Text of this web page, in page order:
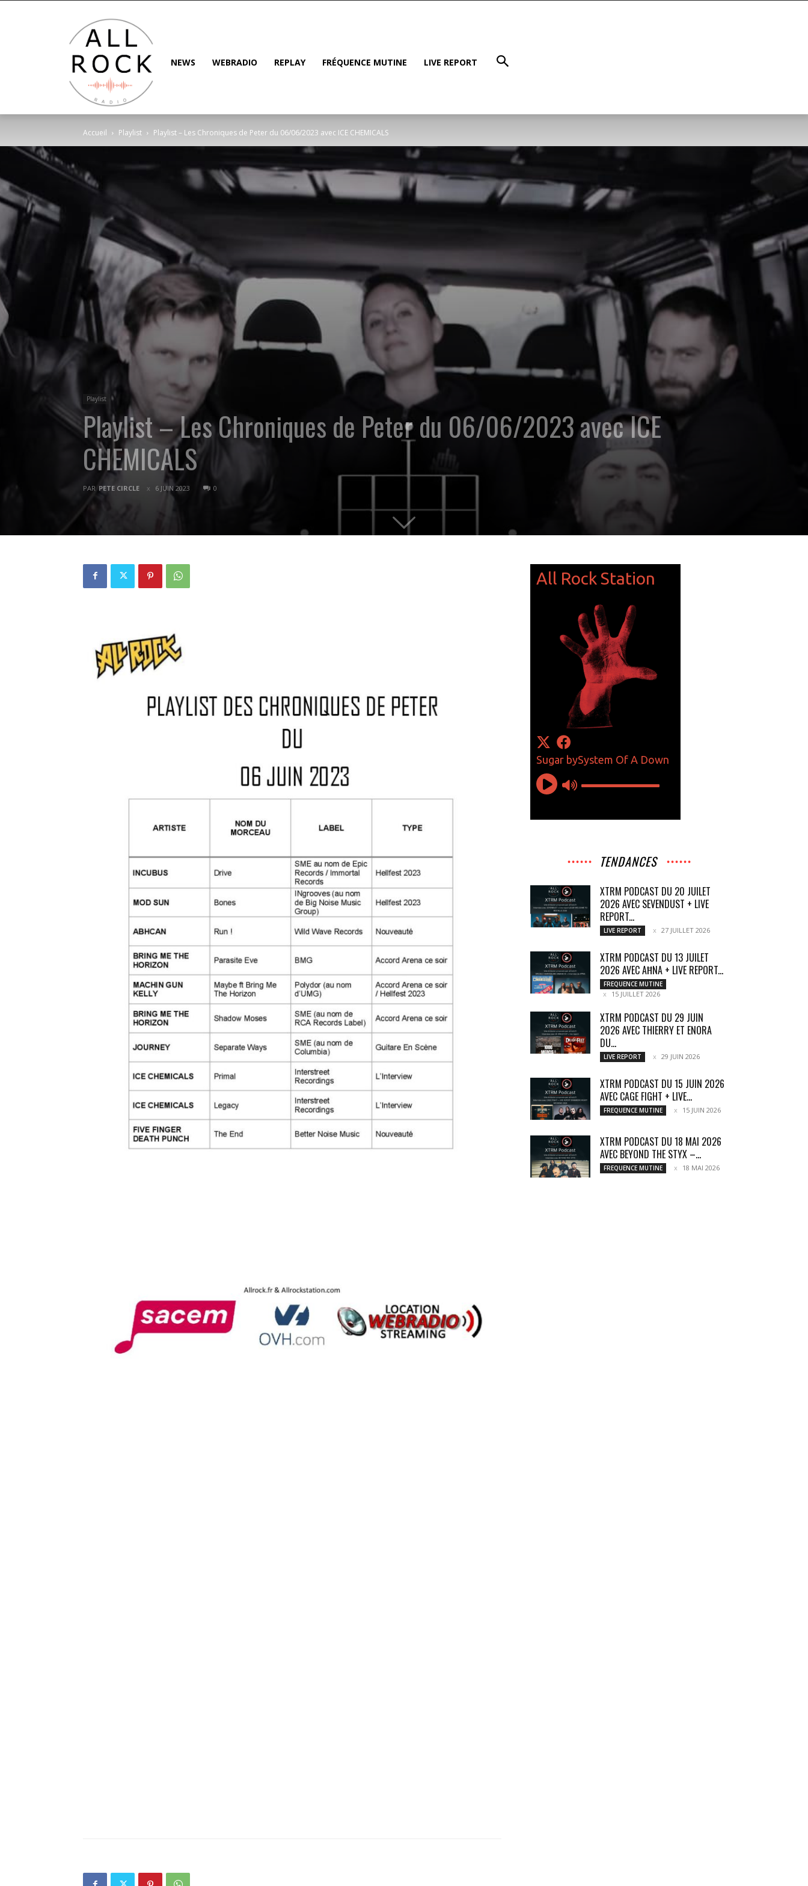
NEWS WEBRADIO REPLAY FRÉQUENCE MUTINE LIVE REPORT
Accueil Playlist Playlist – Les Chroniques de Peter du 06/06/2023 avec ICE CHEMICALS
Playlist
Playlist – Les Chroniques de Peter du 06/06/2023 avec ICE
CHEMICALS
PAR PETE CIRCLE 6 JUIN 2023 0
TENDANCES
XTRM PODCAST DU 20 JUILET
2026 AVEC SEVENDUST + LIVE
REPORT...
LIVE REPORT 27 JUILLET 2026
XTRM PODCAST DU 13 JUILET
2026 AVEC AĦNA + LIVE REPORT...
FREQUENCE MUTINE
15 JUILLET 2026
XTRM PODCAST DU 29 JUIN
2026 AVEC THIERRY ET ENORA
DU...
LIVE REPORT 29 JUIN 2026
XTRM PODCAST DU 15 JUIN 2026
AVEC CAGE FIGHT + LIVE...
FREQUENCE MUTINE 15 JUIN 2026
XTRM PODCAST DU 18 MAI 2026
AVEC BEYOND THE STYX –...
FREQUENCE MUTINE 18 MAI 2026